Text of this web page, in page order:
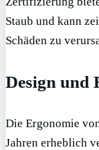
Staub und kann
Schäden zu
Design und
Die Ergonomie
Jahren erheblich